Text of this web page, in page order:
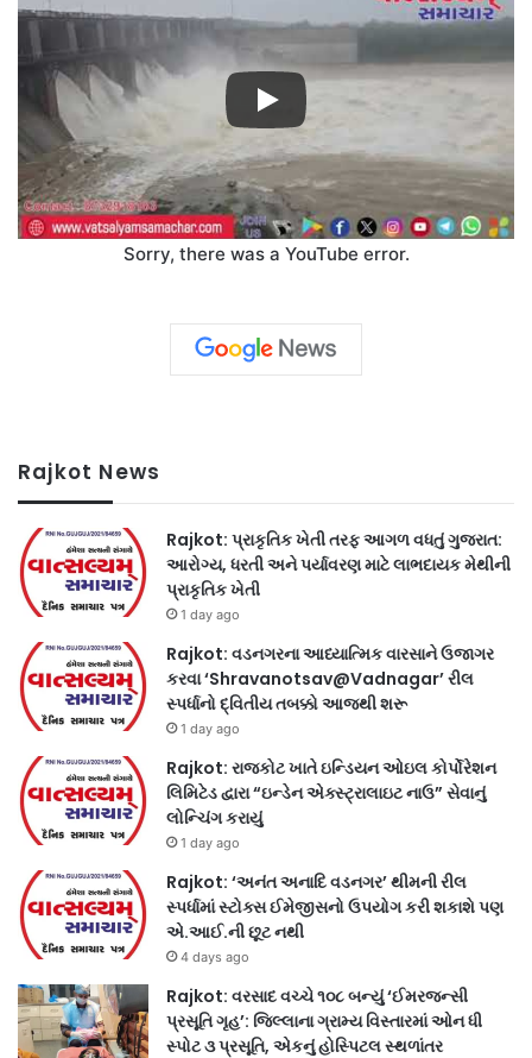
Sorry, there was a YouTube error.
Rajkot News
Rajkot: પ્રાકૃતિક ખેતી તરફ આગળ વધતું ગુજરાત:
આરોગ્ય, ધરતી અને પર્યાવરણ માટે લાભદાયક મેથીની
પ્રાકૃતિક ખેતી
1 day ago
Rajkot: વડનગરના આધ્યાત્મિક વારસાને ઉજાગર
કરવા ‘Shravanotsav@Vadnagar’ રીલ
સ્પર્ધાનો દ્વિતીય તબક્કો આજથી શરૂ
1 day ago
Rajkot: રાજકોટ ખાતે ઇન્ડિયન ઓઇલ કોર્પોરેશન
લિમિટેડ દ્વારા “ઇન્ડેન એક્સ્ટ્રાલાઇટ નાઉ” સેવાનું
લોન્ચિંગ કરાયું
1 day ago
Rajkot: ‘અનંત અનાદિ વડનગર’ થીમની રીલ
સ્પર્ધામાં સ્ટોક્સ ઈમેજીસનો ઉપયોગ કરી શકાશે પણ
એ.આઈ.ની છૂટ નથી
4 days ago
Rajkot: વરસાદ વચ્ચે ૧૦૮ બન્યું ‘ઈમરજન્સી
પ્રસૂતિ ગૃહ’: જિલ્લાના ગ્રામ્ય વિસ્તારમાં ઓન ધી
સ્પોટ ૩ પ્રસૂતિ, એકનું હોસ્પિટલ સ્થળાંતર